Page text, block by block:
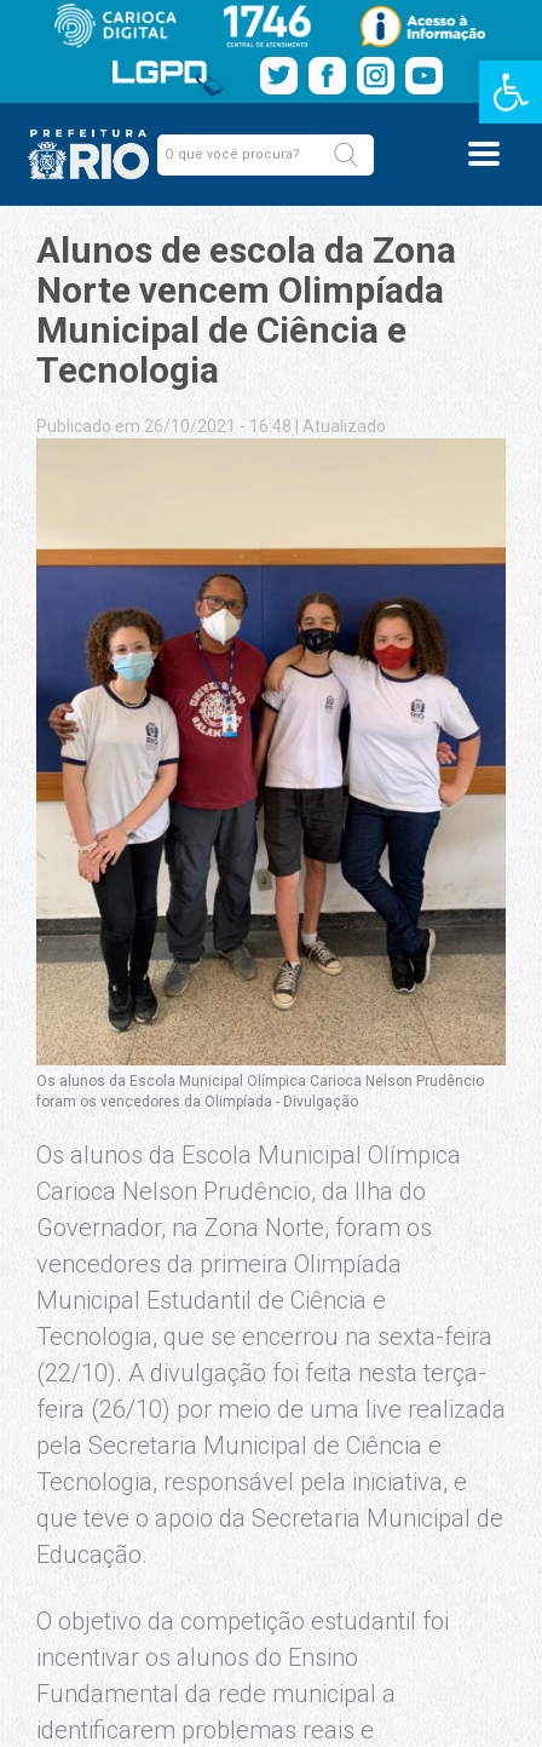
Barra de
Alunos de escola da Zona
Norte vencem Olimpíada
Municipal de Ciência e
Tecnologia
Publicado em 26/10/2021 - 16:48 Atualizado
Os alunos da Escola Municipal Olímpica Carioca Nelson Prudêncio
foram os vencedores da Olimpíada - Divulgação
Os alunos da Escola Municipal Olímpica
Carioca Nelson Prudêncio, da Ilha do
Governador, na Zona Norte, foram os
vencedores da primeira Olimpíada
Municipal Estudantil de Ciência e
Tecnologia, que se encerrou na sexta-feira
(22/10). A divulgação foi feita nesta terça-
feira (26/10) por meio de uma live realizada
pela Secretaria Municipal de Ciência e
Tecnologia, responsável pela iniciativa, e
que teve o apoio da Secretaria Municipal de
Educação.
O objetivo da competição estudantil foi
incentivar os alunos do Ensino
Fundamental da rede municipal a
identificarem problemas reais e